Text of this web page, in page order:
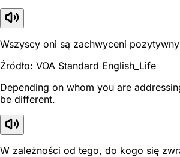
Wszyscy oni są zachwyceni
Źródło: VOA Standard English_Life
Depending on whom you are
be different.
W zależności od tego, do kogo się